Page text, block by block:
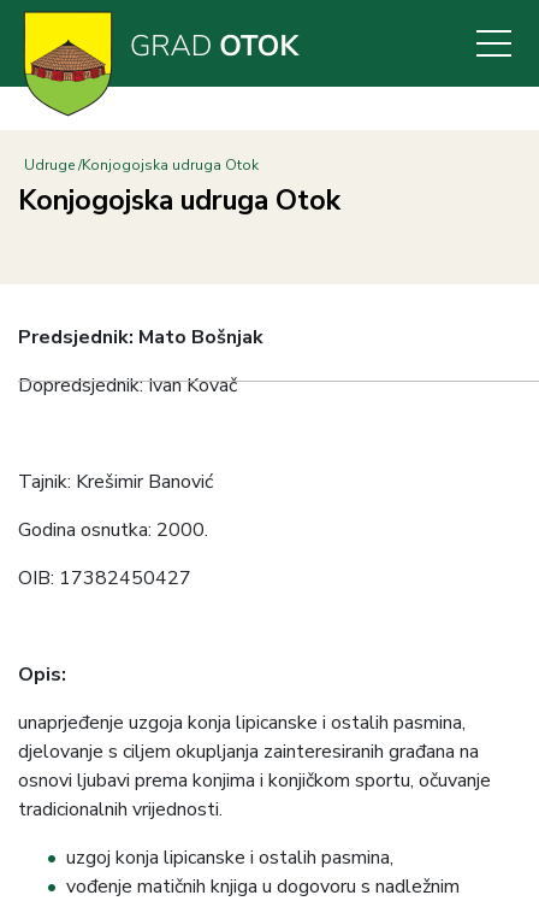
Skoči
glavni
sadržaj
Udruge Konjogojska udruga Otok
Konjogojska udruga Otok
Predsjednik: Mato Bošnjak
Dopredsjednik: Ivan Kovač
Tajnik: Krešimir Banović
Godina osnutka: 2000.
OIB: 17382450427
Opis:
unaprjeđenje uzgoja konja lipicanske i ostalih pasmina,
djelovanje s ciljem okupljanja zainteresiranih građana na
osnovi ljubavi prema konjima i konjičkom sportu, očuvanje
tradicionalnih vrijednosti.
uzgoj konja lipicanske i ostalih pasmina,
vođenje matičnih knjiga u dogovoru s nadležnim